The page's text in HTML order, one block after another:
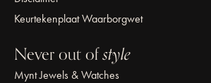
Keurtekenplaat Waarborgwet
Never out ofstyle
Mynt Jewels & Watches